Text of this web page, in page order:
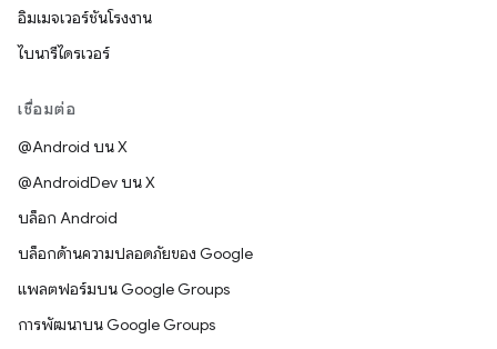
อิมเมจเวอร์ชันโรงงาน
ไบนารีไดรเวอร์
เชื่อมต่อ
@Android บน X
@AndroidDev บน X
บล็อก Android
บล็อกด้านความปลอดภัยของ Google
แพลตฟอร์มบน Google Groups
การพัฒนาบน Google Groups